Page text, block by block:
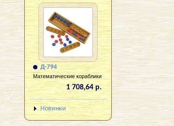
Д-794
Математические кораблики
1 708,64 р.
Новинки